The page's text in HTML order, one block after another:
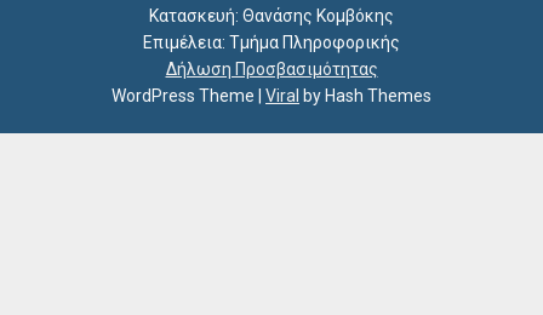
Κατασκευή: Θανάσης Κομβόκης
Επιμέλεια: Τμήμα Πληροφορικής
Δήλωση Προσβασιμότητας
WordPress Theme
Viral by Hash Themes